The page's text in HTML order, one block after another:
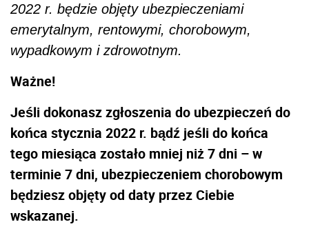
2022 r. będzie objęty ubezpieczeniami
emerytalnym, rentowymi, chorobowym,
wypadkowym i zdrowotnym.
Ważne!
Jeśli dokonasz zgłoszenia do ubezpieczeń do
końca stycznia 2022 r. bądź jeśli do końca
tego miesiąca zostało mniej niż 7 dni – w
terminie 7 dni, ubezpieczeniem chorobowym
będziesz objęty od daty przez Ciebie
wskazanej.